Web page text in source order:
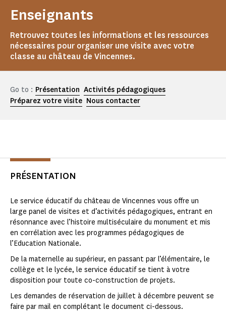
Enseignants
Retrouvez toutes les informations et les ressources
nécessaires pour organiser une visite avec votre
classe au château de Vincennes.
Go to : Présentation Activités pédagogiques
Préparez votre visite Nous contacter
PRÉSENTATION
Le service éducatif du château de Vincennes vous offre un
large panel de visites et d’activités pédagogiques, entrant en
résonnance avec l’histoire multiséculaire du monument et mis
en corrélation avec les programmes pédagogiques de
l’Education Nationale.
De la maternelle au supérieur, en passant par l’élémentaire, le
collège et le lycée, le service éducatif se tient à votre
disposition pour toute co-construction de projets.
Les demandes de réservation de juillet à décembre peuvent se
faire par mail en complétant le document ci-dessous.